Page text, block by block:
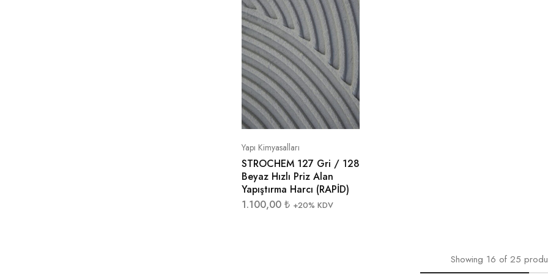
Yapı Kimyasalları
STROCHEM 127 Gri / 128
Beyaz Hızlı Priz Alan
Yapıştırma Harcı (RAPİD)
1.100,00 ₺ +20% KDV
Showing 16of25